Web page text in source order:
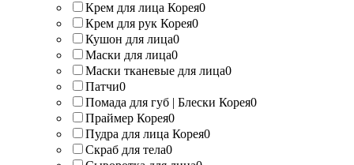
Крем для лица Корея0
Крем для рук Корея0
Кушон для лица0
Маски для лица0
Маски тканевые для лица0
Патчи0
Помада для губ | Блески Корея0
Праймер Корея0
Пудра для лица Корея0
Скраб для тела0